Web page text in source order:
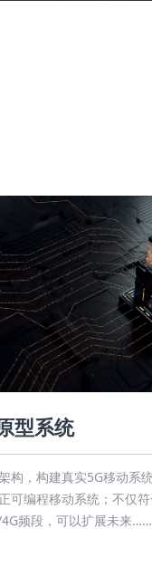
型系统
构，构建真实5G移动系
可编程移动系统；不仅
频段，可以扩展未来……